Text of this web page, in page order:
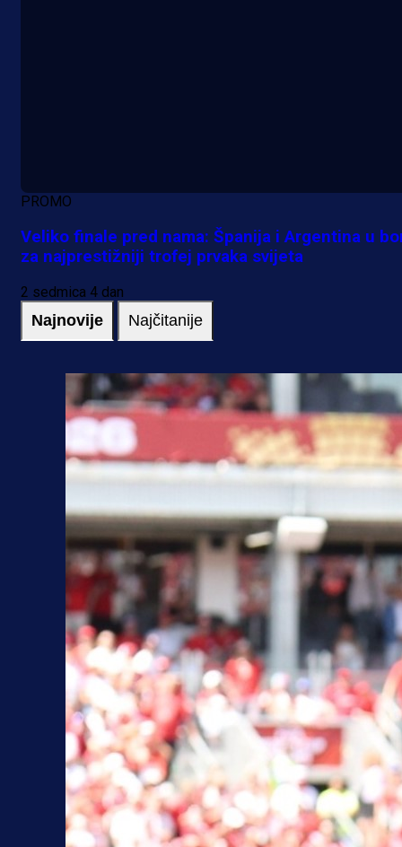
PROMO
Veliko finale pred nama: Španija i Argentina u
za najprestižniji trofej prvaka svijeta
2 sedmica 4 dan
Najnovije Najčitanije